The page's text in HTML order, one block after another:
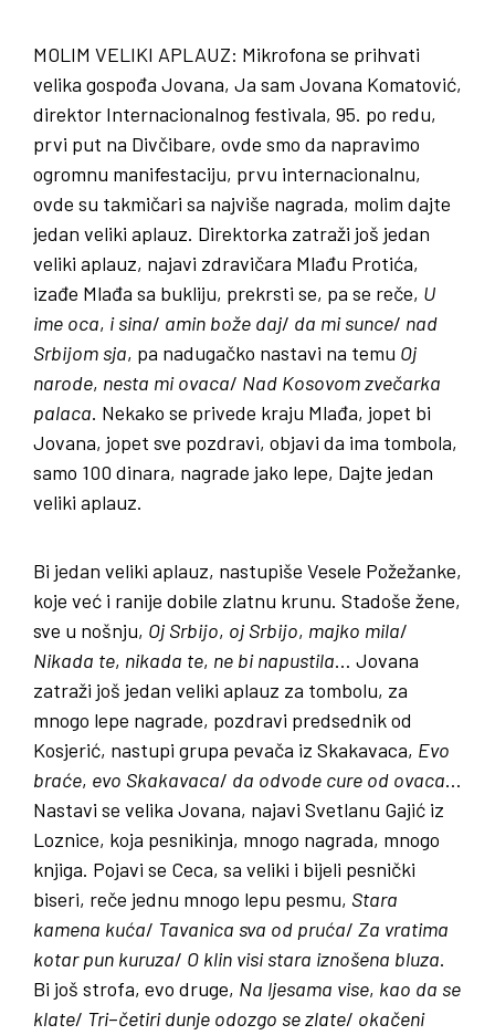
MOLIM VELIKI APLAUZ: Mikrofona se prihvati
velika gospođa Jovana, Ja sam Jovana Komatović,
direktor Internacionalnog festivala, 95. po redu,
prvi put na Divčibare, ovde smo da napravimo
ogromnu manifestaciju, prvu internacionalnu,
ovde su takmičari sa najviše nagrada, molim dajte
jedan veliki aplauz. Direktorka zatraži još jedan
veliki aplauz, najavi zdravičara Mlađu Protića,
izađe Mlađa sa bukliju, prekrsti se, pa se reče, U
ime oca, i sina/ amin bože daj/ da mi sunce/ nad
Srbijom sja, pa nadugačko nastavi na temu Oj
narode, nesta mi ovaca/ Nad Kosovomzvečarka
palaca. Nekako se privede kraju Mlađa, jopet bi
Jovana, jopet sve pozdravi, objavi da ima tombola,
samo 100 dinara, nagrade jako lepe, Dajte jedan
veliki aplauz.
Bi jedan veliki aplauz, nastupiše Vesele Požežanke,
koje već i ranije dobile zlatnu krunu. Stadoše žene,
sve u nošnju, Oj Srbijo, oj Srbijo, majko mila/
Nikada te, nikada te, ne bi napustila… Jovana
zatraži još jedan veliki aplauz za tombolu, za
mnogo lepe nagrade, pozdravi predsednik od
Kosjerić, nastupi grupa pevača iz Skakavaca, Evo
braće, evo Skakavaca/ da odvode cure od ovaca…
Nastavi se velika Jovana, najavi Svetlanu Gajić iz
Loznice, koja pesnikinja, mnogo nagrada, mnogo
knjiga. Pojavi se Ceca, sa veliki i bijeli pesnički
biseri, reče jednu mnogo lepu pesmu, Stara
kamena kuća/ Tavanica sva od pruća/ Za vratima
kotar pun kuruza/ O klin visi stara iznošena bluza.
Bi još strofa, evo druge, Na ljesama vise, kao da se
klate/ Tri–četiri dunje odozgo sezlate/ okačeni